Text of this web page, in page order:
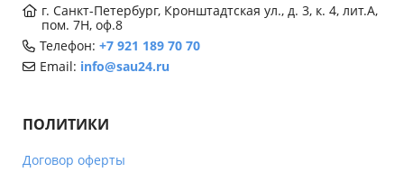
г. Санкт-Петербург, Кронштадтская ул., д. 3, к. 4, лит.А,
пом. 7Н, оф.8
Телефон: +7 921 189 70 70
Email: info@sau24.ru
ПОЛИТИКИ
Договор оферты